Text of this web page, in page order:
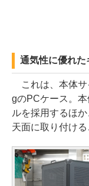
通気性に優れ
これは、本体サ
gのPCケース。
ルを採用するほ
天面に取り付ける